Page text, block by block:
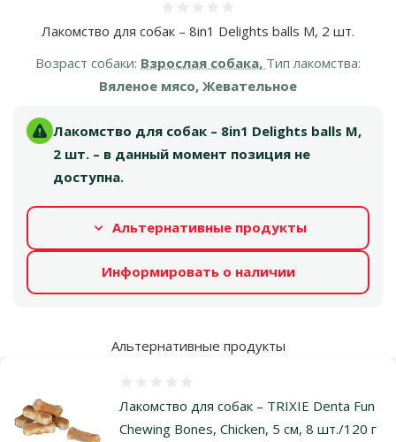
Лакомство для собак – 8in1 Delights balls M, 2 шт.
Возраст собаки: Взрослая собака, Тип лакомства:
Вяленое мясо, Жевательное
Лакомство для собак – 8in1 Delights balls M,
2 шт. – в данный момент позиция не
доступна.
Альтернативные продукты
Информировать о наличии
Альтернативные продукты
Лакомство для собак – TRIXIE Denta Fun
Chewing Bones, Chicken, 5 см, 8 шт./120 г